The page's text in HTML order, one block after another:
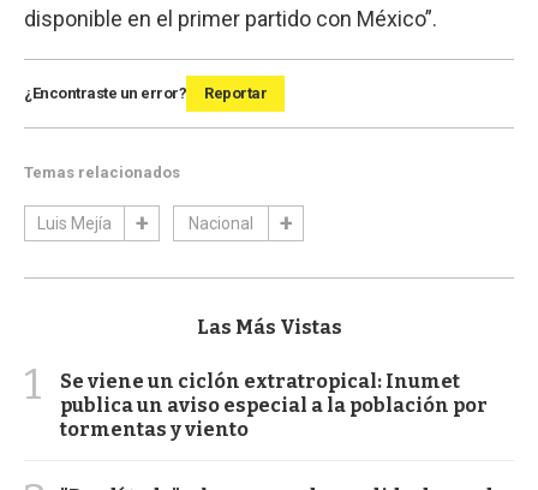
disponible en el primer partido con México”.
¿Encontraste un error? Reportar
Temas relacionados
Luis Mejía Nacional
Las Más Vistas
1
Se viene un ciclón extratropical: Inumet
publica un aviso especial a la población por
tormentas y viento